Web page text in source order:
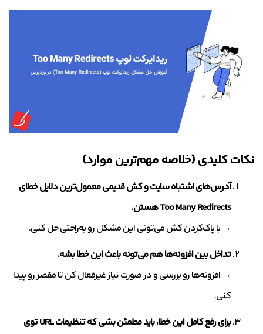
نکات کلیدی (خلاصه مهم‌ترین موارد)
آدرس‌های اشتباه سایت و کش قدیمی معمول‌ترین دلایل خطای
Too Many Redirects هستن.
→ با پاک‌کردن کش می‌تونی این مشکل رو به‌راحتی حل کنی.
تداخل بین افزونه‌ها هم می‌تونه باعث این خطا بشه.
→ افزونه‌ها رو بررسی و در صورت نیاز غیرفعال کن تا مقصر رو پیدا
کنی.
برای رفع کامل این خطا، باید مطمئن بشی که تنظیمات URL توی